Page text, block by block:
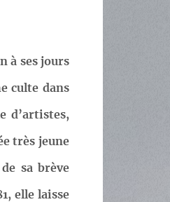
à ses jours
culte dans
d’artistes,
très jeune
sa brève
elle laisse